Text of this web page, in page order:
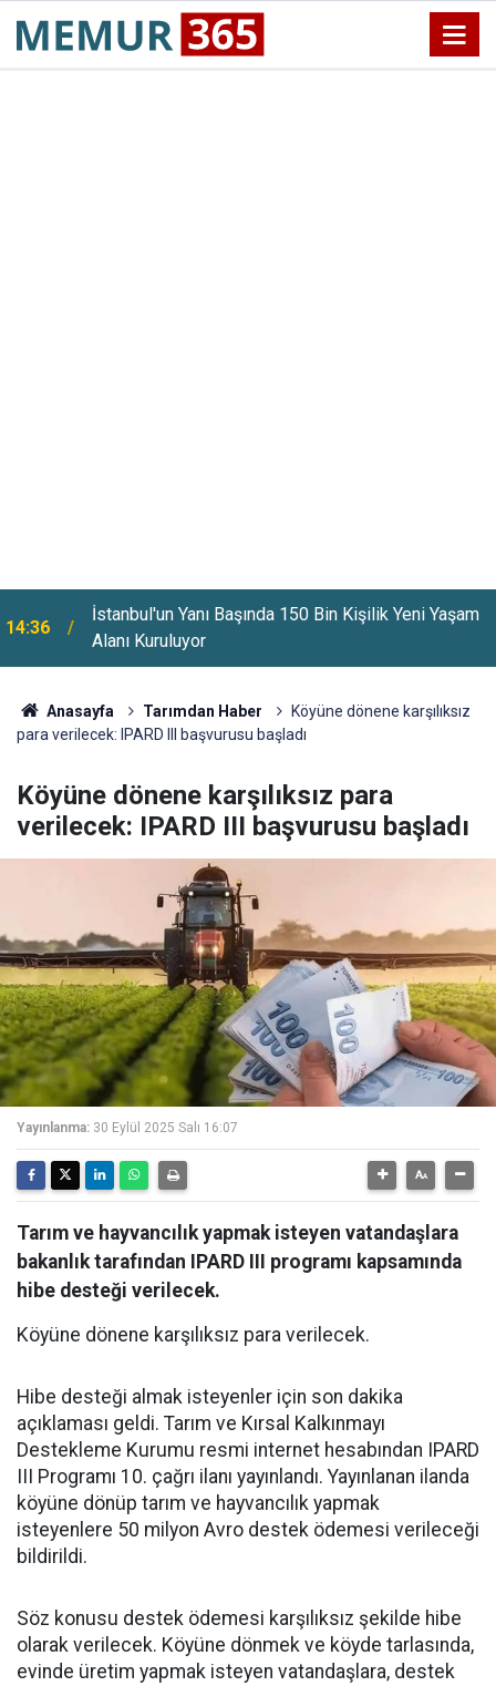
14:36
İstanbul'un Yanı Başında 150 Bin Kişilik Yeni Yaşam
Alanı Kuruluyor
Anasayfa Tarımdan Haber
Köyüne dönene karşılıksız
para verilecek: IPARD III başvurusu başladı
Köyüne dönene karşılıksız para
verilecek: IPARD III başvurusu başladı
Yayınlanma: 30 Eylül 2025 Salı 16:07
Tarım ve hayvancılık yapmak isteyen vatandaşlara
bakanlık tarafından IPARD III programı kapsamında
hibe desteği verilecek.
Köyüne dönene karşılıksız para verilecek.
Hibe desteği almak isteyenler için son dakika
açıklaması geldi. Tarım ve Kırsal Kalkınmayı
Destekleme Kurumu resmi internet hesabından IPARD
III Programı 10. çağrı ilanı yayınlandı. Yayınlanan ilanda
köyüne dönüp tarım ve hayvancılık yapmak
isteyenlere 50 milyon Avro destek ödemesi verileceği
bildirildi.
Söz konusu destek ödemesi karşılıksız şekilde hibe
olarak verilecek. Köyüne dönmek ve köyde tarlasında,
evinde üretim yapmak isteyen vatandaşlara, destek